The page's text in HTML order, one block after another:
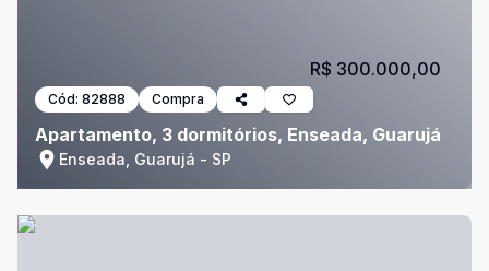
Cód: 82888 Compra
Apartamento, 3 dormitórios, Enseada, Guarujá
Enseada, Guarujá - SP
R$ 300.000,00